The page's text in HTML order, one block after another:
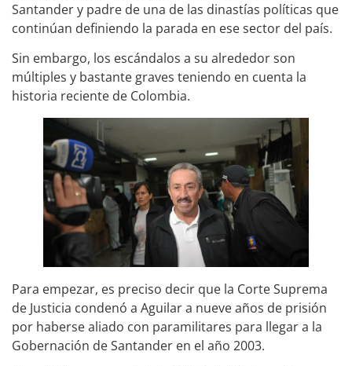
Santander y padre de una de las dinastías políticas que
continúan definiendo la parada en ese sector del país.
Sin embargo, los escándalos a su alrededor son
múltiples y bastante graves teniendo en cuenta la
historia reciente de Colombia.
Para empezar, es preciso decir que la Corte Suprema
de Justicia condenó a Aguilar a nueve años de prisión
por haberse aliado con paramilitares para llegar a la
Gobernación de Santander en el año 2003.